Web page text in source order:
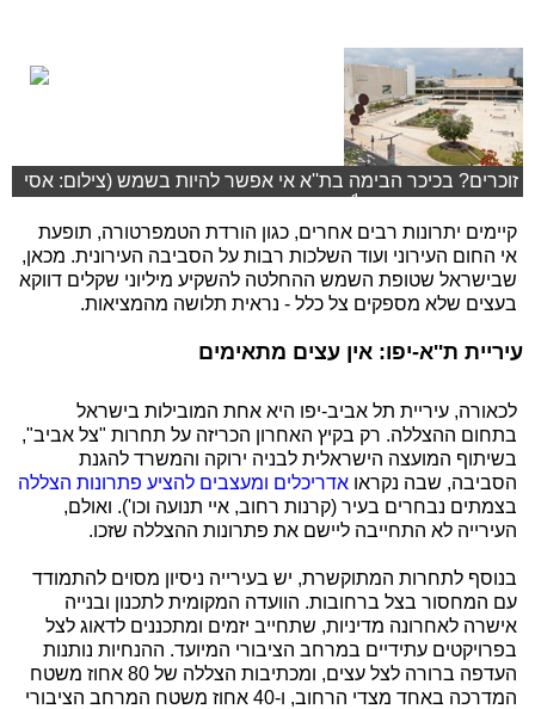
זוכרים? בכיכר הבימה בת''א אי אפשר להיות בשמש (צילום: אסי
גרינשטיין ושירן כרמל)
קיימים יתרונות רבים אחרים, כגון הורדת הטמפרטורה, תופעת
אי החום העירוני ועוד השלכות רבות על הסביבה העירונית. מכאן,
שבישראל שטופת השמש ההחלטה להשקיע מיליוני שקלים דווקא
בעצים שלא מספקים צל כלל - נראית תלושה מהמציאות.
עיריית ת''א-יפו: אין עצים מתאימים
לכאורה, עיריית תל אביב-יפו היא אחת המובילות בישראל
בתחום ההצללה. רק בקיץ האחרון הכריזה על תחרות "צל אביב",
בשיתוף המועצה הישראלית לבניה ירוקה והמשרד להגנת
הסביבה, שבה נקראו אדריכלים ומעצבים להציע פתרונות הצללה
בצמתים נבחרים בעיר (קרנות רחוב, איי תנועה וכו'). ואולם,
העירייה לא התחייבה ליישם את פתרונות ההצללה שזכו.
בנוסף לתחרות המתוקשרת, יש בעירייה ניסיון מסוים להתמודד
עם המחסור בצל ברחובות. הוועדה המקומית לתכנון ובנייה
אישרה לאחרונה מדיניות, שתחייב יזמים ומתכננים לדאוג לצל
בפרויקטים עתידיים במרחב הציבורי המיועד. ההנחיות נותנות
העדפה ברורה לצל עצים, ומכתיבות הצללה של 80 אחוז משטח
המדרכה באחד מצדי הרחוב, ו-40 אחוז משטח המרחב הציבורי